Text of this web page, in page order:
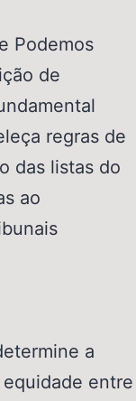
Podemos
de
regras de
das listas do
ao
a
entre